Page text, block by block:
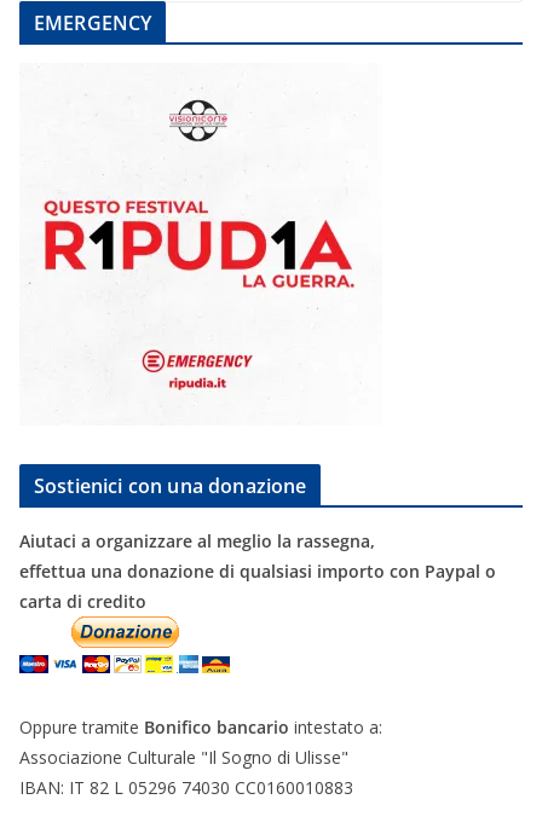
EMERGENCY
Sostienici con una donazione
Aiutaci a organizzare al meglio la rassegna,
effettua una donazione di qualsiasi importo con Paypal o
carta di credito
Oppure tramite Bonifico bancario intestato a:
Associazione Culturale "Il Sogno di Ulisse"
IBAN: IT 82 L 05296 74030 CC0160010883